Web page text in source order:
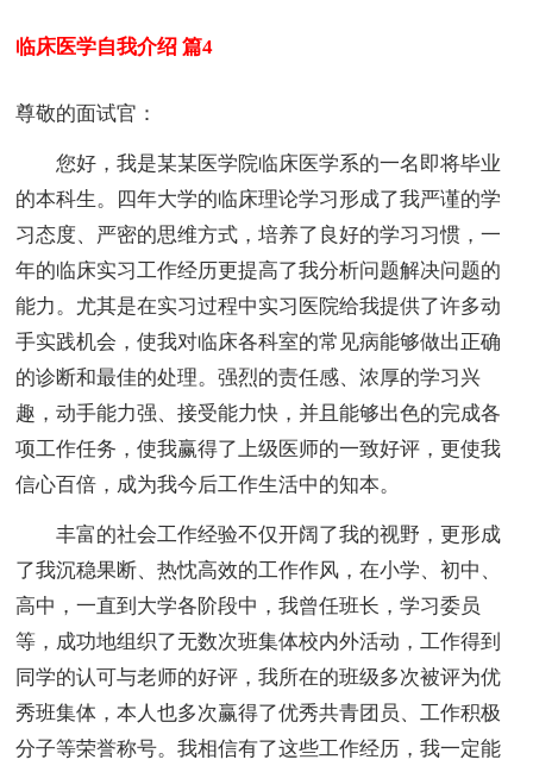
临床医学自我介绍 篇4
尊敬的面试官：
您好，我是某某医学院临床医学系的一名即将毕业
的本科生。四年大学的临床理论学习形成了我严谨的学
习态度、严密的思维方式，培养了良好的学习习惯，一
年的临床实习工作经历更提高了我分析问题解决问题的
能力。尤其是在实习过程中实习医院给我提供了许多动
手实践机会，使我对临床各科室的常见病能够做出正确
的诊断和最佳的处理。强烈的责任感、浓厚的学习兴
趣，动手能力强、接受能力快，并且能够出色的完成各
项工作任务，使我赢得了上级医师的一致好评，更使我
信心百倍，成为我今后工作生活中的知本。
丰富的社会工作经验不仅开阔了我的视野，更形成
了我沉稳果断、热忱高效的工作作风，在小学、初中、
高中，一直到大学各阶段中，我曾任班长，学习委员
等，成功地组织了无数次班集体校内外活动，工作得到
同学的认可与老师的好评，我所在的班级多次被评为优
秀班集体，本人也多次赢得了优秀共青团员、工作积极
分子等荣誉称号。我相信有了这些工作经历，我一定能